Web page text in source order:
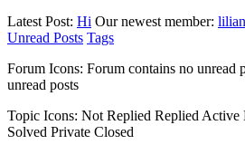
Latest Post: Hi Our newest member:
Unread Posts Tags
Forum Icons: Forum contains no unread
unread posts
Topic Icons: Not Replied Replied Active
Solved Private Closed